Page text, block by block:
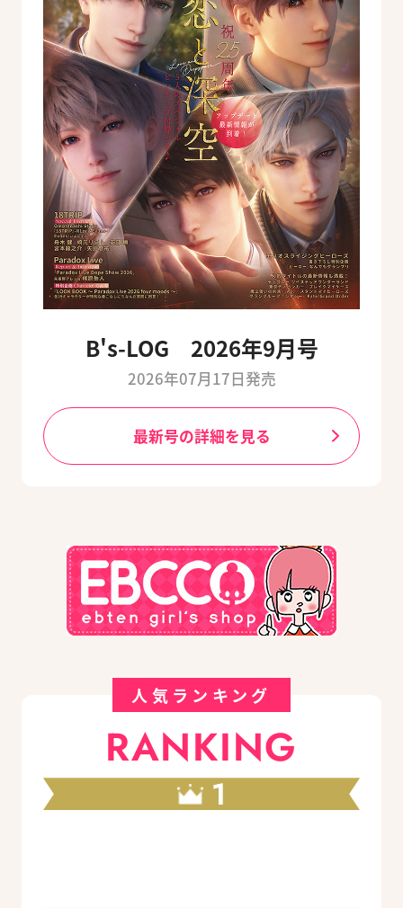
B's-LOG 2026年9月号
2026年07月17日発売
最新号の詳細を見る
人気ランキング
RANKING
1